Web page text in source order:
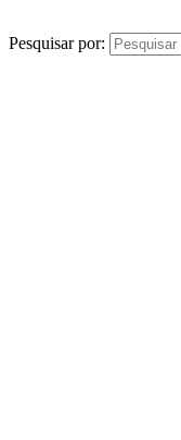
Pesquisar por: